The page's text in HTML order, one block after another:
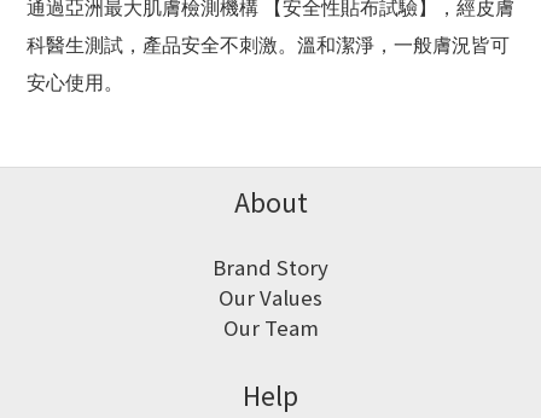
通過亞洲最大肌膚檢測機構 【安全性貼布試驗】，經皮膚
科醫生測試，產品安全不刺激。溫和潔淨，一般膚況皆可
安心使用。
About
Brand Story
Our Values
Our Team
Help